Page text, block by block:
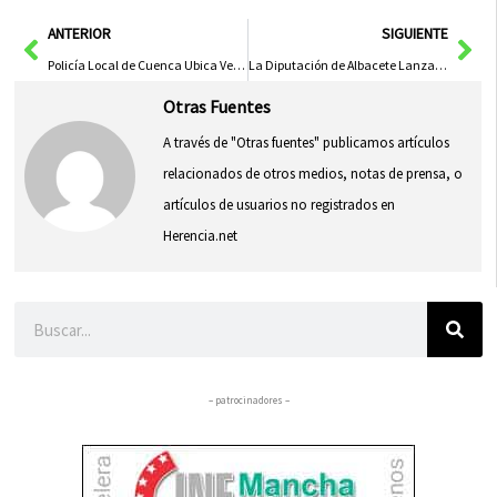
AntANTERIOR
Policía Local de Cuenca Ubica Vehículo Implicado en Accidente con Fuga en el Paseo del Pinar
SIGUIENTE
La Diputación de Albacete Lanza Curso Innovador de Realidad Virtual para Residencias de Mayores
Otras Fuentes
A través de "Otras fuentes" publicamos artículos
relacionados de otros medios, notas de prensa, o
artículos de usuarios no registrados en
Herencia.net
– patrocinadores –